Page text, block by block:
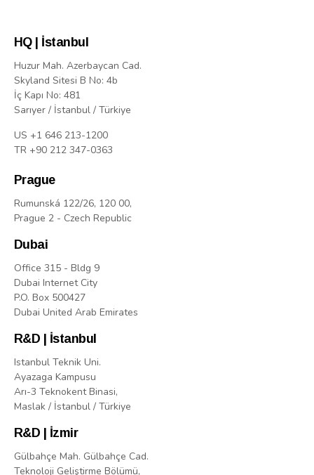
HQ | İstanbul
Huzur Mah. Azerbaycan Cad.
Skyland Sitesi B No: 4b
İç Kapı No: 481
Sarıyer / İstanbul / Türkiye
US +1 646 213-1200
TR +90 212 347-0363
Prague
Rumunská 122/26, 120 00,
Prague 2 - Czech Republic
Dubai
Office 315 - Bldg 9
Dubai Internet City
P.O. Box 500427
Dubai United Arab Emirates
R&D | İstanbul
Istanbul Teknik Uni.
Ayazaga Kampusu
Arı-3 Teknokent Binasi,
Maslak / İstanbul / Türkiye
R&D | İzmir
Gülbahçe Mah. Gülbahçe Cad.
Teknoloji Geliştirme Bölümü,